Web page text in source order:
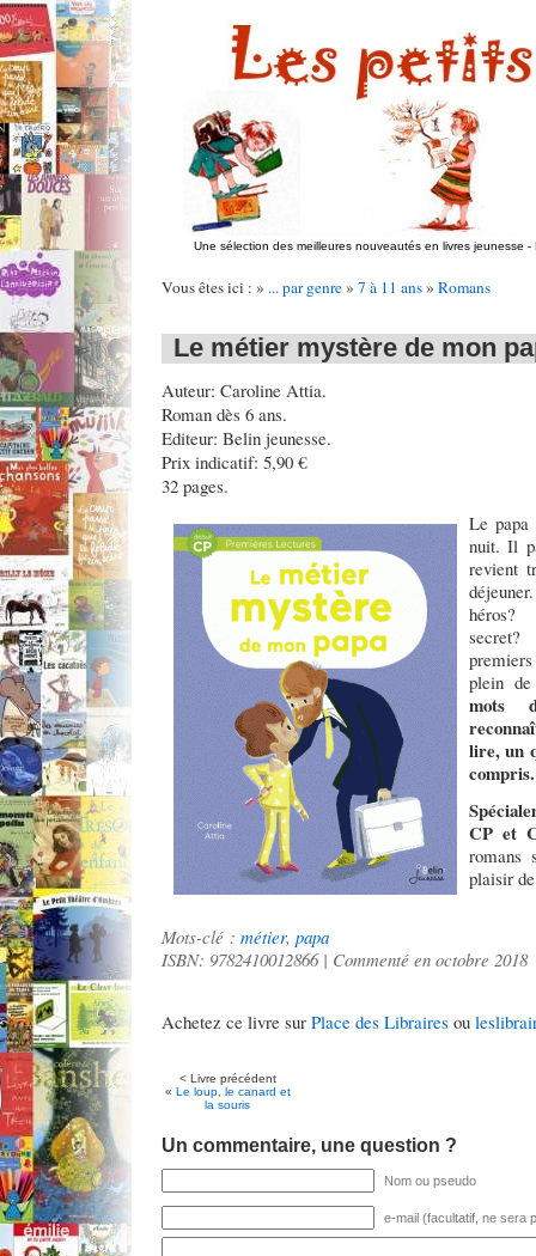
Une sélection des meilleures nouveautés en livres jeunesse -
Vous êtes ici : » ... par genre» 7 à 11 ans» Romans
Le métier mystère de mon
Auteur: Caroline Attia.
Roman dès 6 ans.
Editeur: Belin jeunesse.
Prix indicatif: 5,90 €
32 pages.
Le
nuit. Il
revient
secret?
plein de
mots
lire, un
compris.
CP et
romans
plaisir
Mots-clé : métier, papa
ISBN: 9782410012866 | Commenté en octobre 2018
Achetez ce livre sur Place des Libraires ou
< Livre précédent
« Le loup, le canard et
la souris
Un commentaire, une question ?
Nom ou pseudo
e-mail (facultatif, ne sera